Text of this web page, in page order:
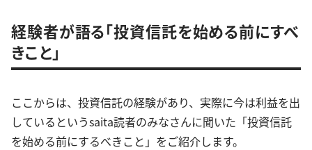
経験者が語る「投資信託を始める前にすべ
きこと」
ここからは、投資信託の経験があり、実際に今は利益を出
しているというsaita読者のみなさんに聞いた「投資信託
を始める前にするべきこと」をご紹介します。